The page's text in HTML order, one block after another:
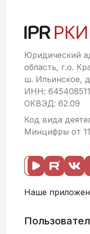
Юридический
область, г.о.
ш. Ильинское,
ИНН:
ОКВЭД: 62.09
Код вида
Минцифры от
Наше